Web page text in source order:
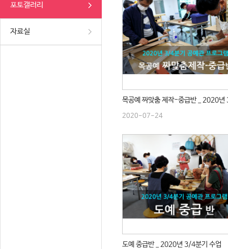
포토갤러리
자료실
2020-07-24
도예 중급반 _ 2020년 3/4분기 수업